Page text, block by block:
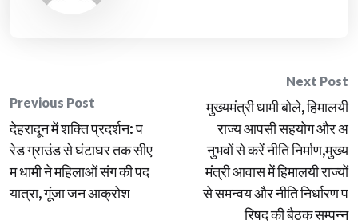
Post
navigation
Previous Post
देहरादून में शक्ति प्रदर्शन: प
रेड ग्राउंड से घंटाघर तक सीए
म धामी ने महिलाओं संग की पद
यात्रा, गूंजा जन आक्रोश
Next Post
मुख्यमंत्री धामी बोले, हिमालयी
राज्य आपसी सहयोग और अ
नुभवों से करें नीति निर्माण,मुख्य
मंत्री आवास में हिमालयी राज्यों
से समन्वय और नीति निर्धारण प
रिषद की बैठक सम्पन्न